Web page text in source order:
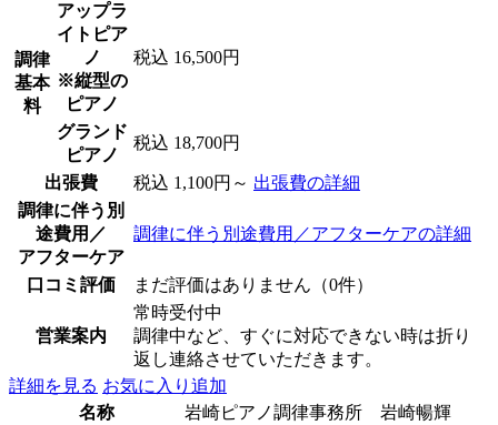
調律
基本
料
アップラ
イトピア
ノ
※縦型の
ピアノ
税込 16,500円
グランド
ピアノ
税込 18,700円
出張費 税込 1,100円～ 出張費の詳細
調律に伴う別
途費用／
アフターケア
調律に伴う別途費用／アフターケアの詳細
口コミ評価 まだ評価はありません（0件）
営業案内
常時受付中
調律中など、すぐに対応できない時は折り
返し連絡させていただきます。
詳細を見る お気に入り追加
名称
岩崎ピアノ調律事務所 岩崎暢輝